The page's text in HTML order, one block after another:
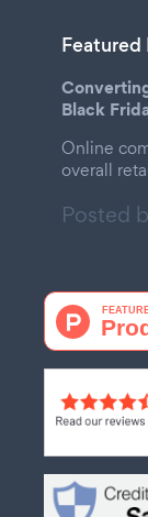
Featured
Black
Online
overall
Posted